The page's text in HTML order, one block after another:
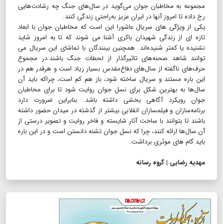
مجموعه به مخاطبان جوان می‌گوید در سال‌های جنگ چه رشادت‌هایی
رخ داده تا امروز آنها در ایران عزیز به‌راحتی زندگی ‌کنند.
یکی از ویژگی های سریال عاشورا این است که مخاطبان جوان با ابعاد
تازه ای از زندگی شهیدان باکری آشنا می شوند که تا به امروز شاید
نشنیده یا کمتر شنیده‌اند. همچنین بینندگان با تماشای این سریال می
توانند شاهد صحنه‌های تاثیرگذار از لحطات جنگ باشند.در مجموع
حرف‌های ناگفته از سال‌های دفاع‌مقدس بسیار زیاد است و هرقدر هم در
این باره مستند و سریال ساخته شود، باز هم کم است، چراکه باید آن
سال‌ها به بهترین شکل برای نسل جوان روایت شود تا برای مخاطبان
جوان رویکرد آگاهی بخشی داشته باشد. بنابراین ضرورت دارد
برنامه‌سازان و فیلمسازان انقلابی بیشتر از گذشته در میدان حضور داشته
باشند تا بتوانند با ساخت آثار شایسته و فاخر روایت و تصویر درستی از
آن سال‌ها ارائه کنند، چرا که نسل جوان تشنه دانستن است و در این باره
باید گام های موثری برداشت.
مهدیه رضایی | گروه رسانه